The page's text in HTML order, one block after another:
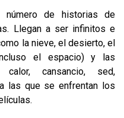
número de historias de
Llegan a ser infinitos e
la nieve, el desierto, el
el espacio) y las
calor, cansancio, sed,
las que se enfrentan los